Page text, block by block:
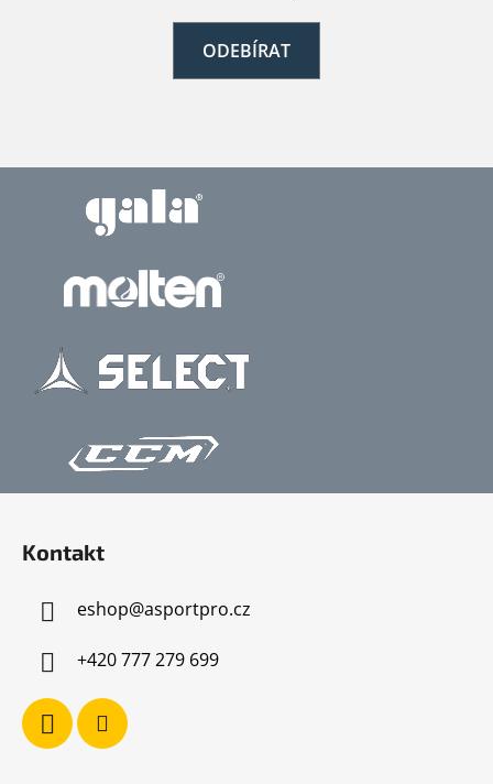
ODEBÍRAT
Kontakt
eshop@asportpro.cz
+420 777 279 699